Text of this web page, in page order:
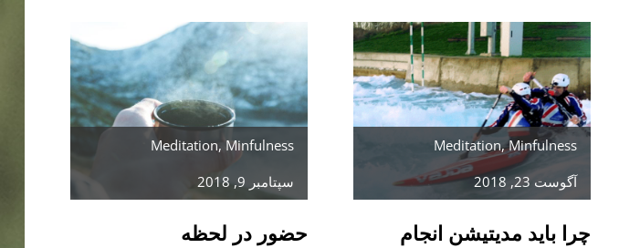
Meditation, Minfulness
سپتامبر 9, 2018
حضور در لحظه
Meditation,Minfulness
آگوست 23, 2018
چرا باید مدیتیشن انجام